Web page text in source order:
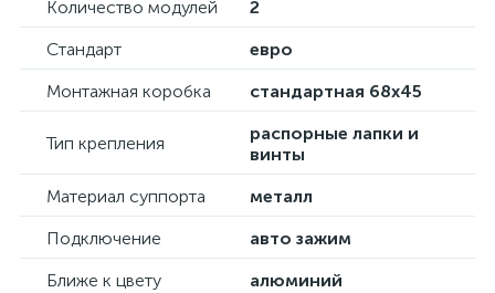
Количество модулей
2
Стандарт
евро
Монтажная коробка
стандартная 68х45
Тип крепления
распорные лапки и
винты
Материал суппорта
металл
Подключение
авто зажим
Ближе к цвету
алюминий